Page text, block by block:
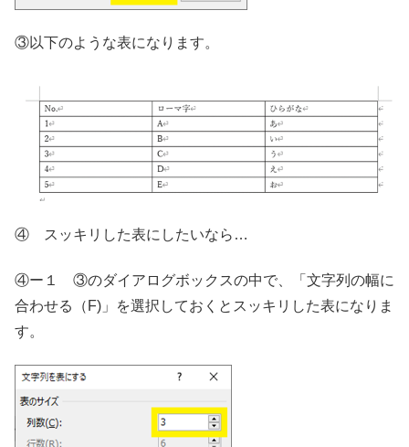
③以下のような表になります。
④ スッキリした表にしたいなら…
④ー１ ③のダイアログボックスの中で、「文字列の幅に
合わせる（F)」を選択しておくとスッキリした表になりま
す。